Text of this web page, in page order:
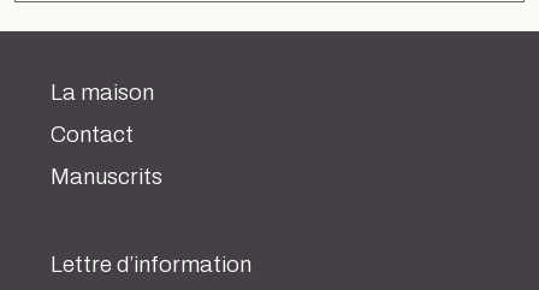
La maison
Contact
Manuscrits
Lettre d’information